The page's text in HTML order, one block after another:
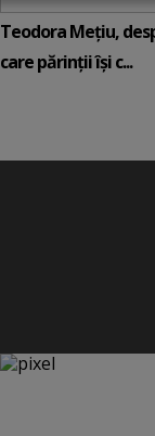
Teodora Mețiu,
care părinții își c...